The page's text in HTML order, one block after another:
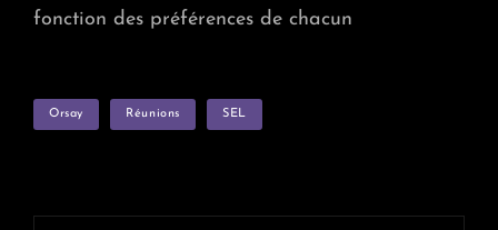
fonction des préférences de chacun
TAGS
Orsay Réunions SEL